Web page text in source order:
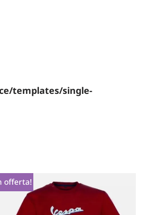
templates/single-
offerta!